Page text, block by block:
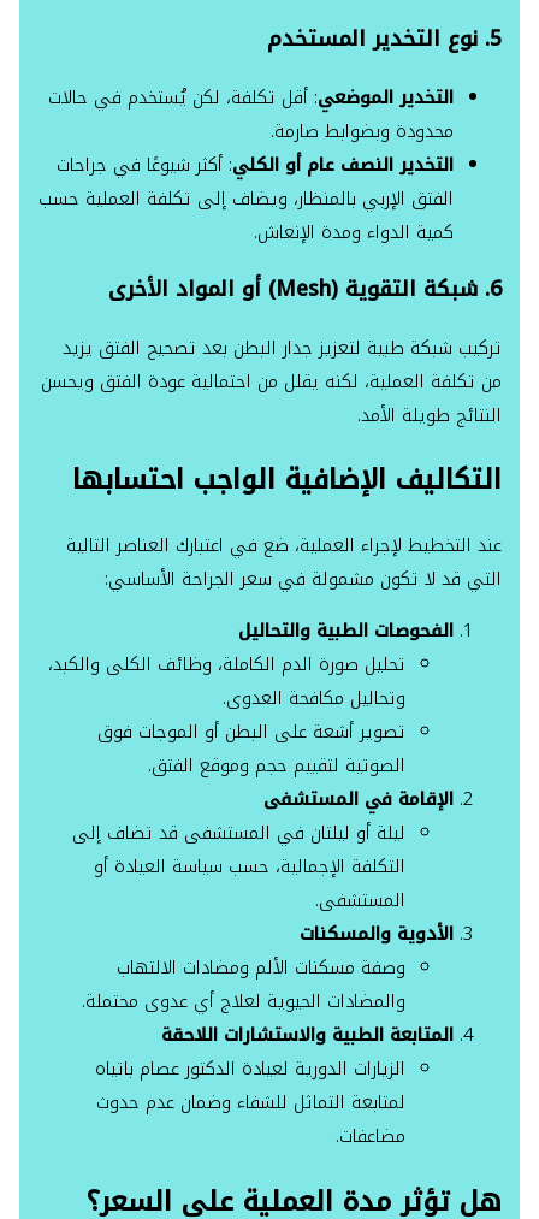
5. نوع التخدير المستخدم
التخدير الموضعي: أقل تكلفة، لكن يُستخدم في حالات
محدودة وبضوابط صارمة.
التخدير النصف عام أو الكلي: أكثر شيوعًا في جراحات
الفتق الإربي بالمنظار، ويضاف إلى تكلفة العملية حسب
كمية الدواء ومدة الإنعاش.
6. شبكة التقوية (Mesh) أو المواد الأخرى
تركيب شبكة طبية لتعزيز جدار البطن بعد تصحيح الفتق يزيد
من تكلفة العملية، لكنه يقلل من احتمالية عودة الفتق ويحسن
النتائج طويلة الأمد.
التكاليف الإضافية الواجب احتسابها
عند التخطيط لإجراء العملية، ضع في اعتبارك العناصر التالية
التي قد لا تكون مشمولة في سعر الجراحة الأساسي:
الفحوصات الطبية والتحاليل
تحليل صورة الدم الكاملة، وظائف الكلى والكبد،
وتحاليل مكافحة العدوى.
تصوير أشعة على البطن أو الموجات فوق
الصوتية لتقييم حجم وموقع الفتق.
الإقامة في المستشفى
ليلة أو ليلتان في المستشفى قد تضاف إلى
التكلفة الإجمالية، حسب سياسة العيادة أو
المستشفى.
الأدوية والمسكنات
وصفة مسكنات الألم ومضادات الالتهاب
والمضادات الحيوية لعلاج أي عدوى محتملة.
المتابعة الطبية والاستشارات اللاحقة
الزيارات الدورية لعيادة الدكتور عصام باتياه
لمتابعة التماثل للشفاء وضمان عدم حدوث
مضاعفات.
هل تؤثر مدة العملية على السعر؟